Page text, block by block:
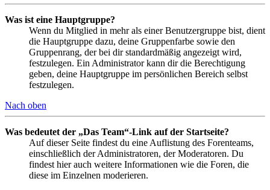
Was ist eine Hauptgruppe?
Wenn du Mitglied in mehr als einer Benutzergruppe bist, dient
die Hauptgruppe dazu, deine Gruppenfarbe sowie den
Gruppenrang, der bei dir standardmäßig angezeigt wird,
festzulegen. Ein Administrator kann dir die Berechtigung
geben, deine Hauptgruppe im persönlichen Bereich selbst
festzulegen.
Nach oben
Was bedeutet der „Das Team“-Link auf der Startseite?
Auf dieser Seite findest du eine Auflistung des Forenteams,
einschließlich der Administratoren, der Moderatoren. Du
findest hier auch weitere Informationen wie die Foren, die
diese im Einzelnen moderieren.